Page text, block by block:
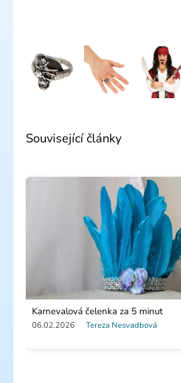
Související články
Karnevalová čelenka za 5 minut
06.02.2026 Tereza Nesvadbová